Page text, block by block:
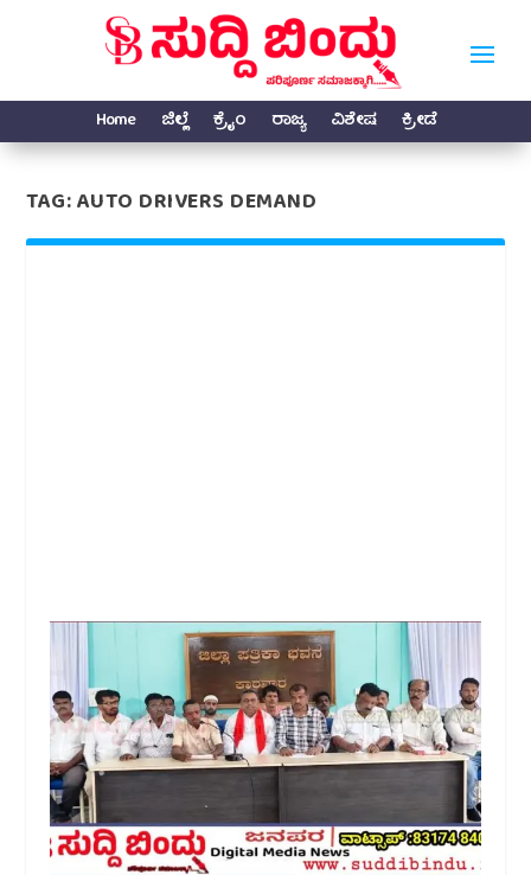
Home ಜಿಲ್ಲೆ ಕ್ರೈಂ ರಾಜ್ಯ ವಿಶೇಷ ಕ್ರೀಡೆ
TAG:AUTO DRIVERS DEMAND